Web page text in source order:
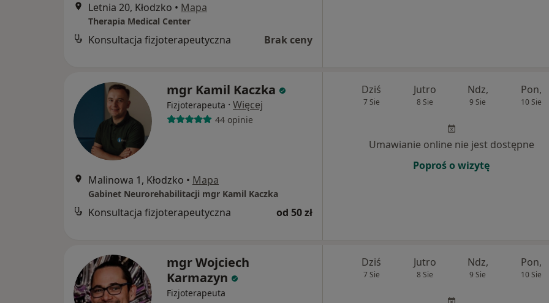
Letnia 20, Kłodzko • Mapa
Therapia Medical Center
Konsultacja fizjoterapeutyczna Brak ceny
mgr Kamil Kaczka
Fizjoterapeuta · Więcej
44 opinie
Malinowa 1, Kłodzko • Mapa
Gabinet Neurorehabilitacji mgr Kamil Kaczka
Konsultacja fizjoterapeutyczna od 50 zł
Dziś
7 Sie
Jutro
8 Sie
Ndz,
9 Sie
Pon,
10 Sie
Umawianie online nie jest dostępne
Poproś o wizytę
mgr Wojciech
Karmazyn
Fizjoterapeuta
Dziś
7 Sie
Jutro
8 Sie
Ndz,
9 Sie
Pon,
10 Sie